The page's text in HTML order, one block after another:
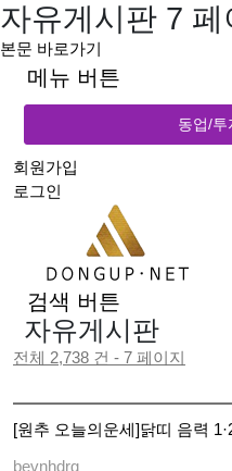
자유게시판 7 페
본문 바로가기
메뉴 버튼
동업/투
회원가입
로그인
검색 버튼
자유게시판
전체 2,738 건 - 7 페이지
[원추 오늘의운세]닭띠 음력
bevnhdrg